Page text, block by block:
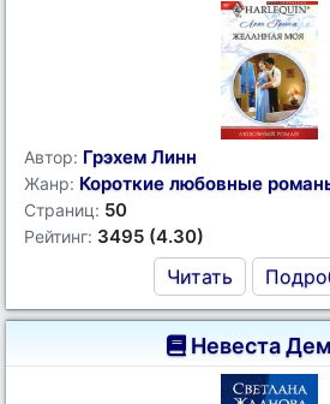
Автор: Грэхем Линн
Жанр: Короткие любовные
Страниц: 50
Рейтинг: 3495 (4.30)
Читать
Невеста